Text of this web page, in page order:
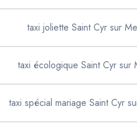
taxi joliette Saint Cyr sur
taxi écologique Saint Cyr sur
taxi spécial mariage Saint Cyr